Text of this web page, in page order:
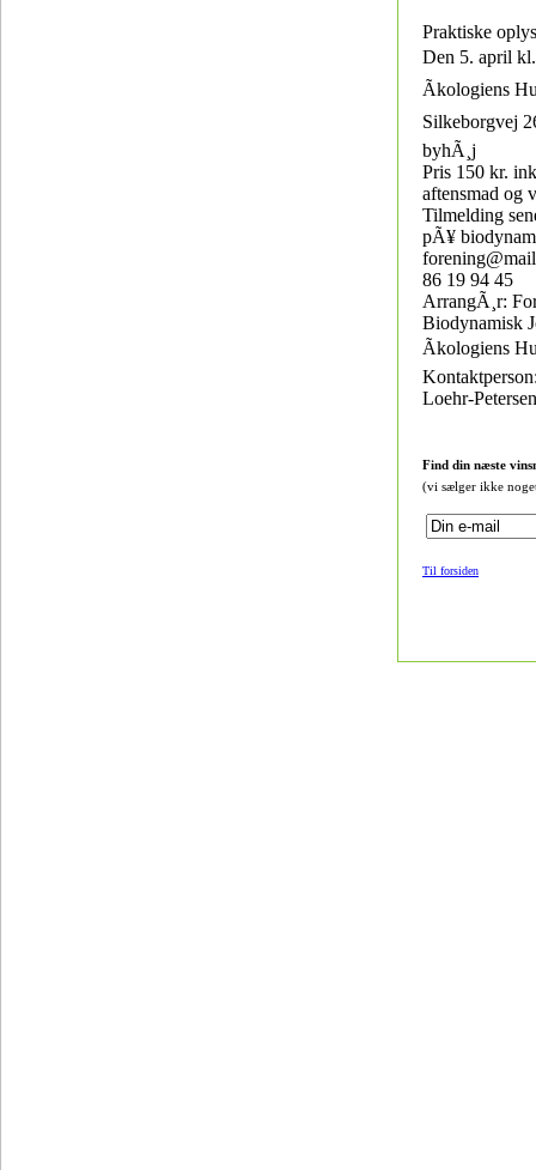
Praktiske
Den 5. april kl.
Ãkologiens
Silkeborgvej
byhÃ¸j
Pris 150 kr.
aftensmad og
Tilmelding
pÃ¥
86 19 94 45
ArrangÃ¸r:
Biodynamisk
Ãkologiens
Loehr-Petersen
Find din næste
(vi sælger ikke
Til forsiden